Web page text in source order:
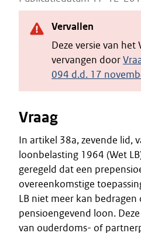
Vervallen
Deze versie van
vervangen door
094 d.d. 17
Vraag
In artikel 38a, zevende lid,
loonbelasting 1964 (Wet
geregeld dat een
overeenkomstige
LB niet meer kan
pensioengevend loon.
van ouderdoms- of